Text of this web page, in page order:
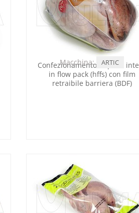
Confezionamento di pollo
in flow pack (hffs) con film
retraibile barriera (BDF)
Macchina: ARTIC